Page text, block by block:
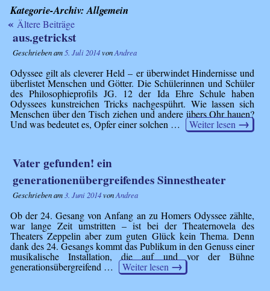
Kategorie-Archiv:Allgemein
« Ältere Beiträge
aus.getrickst
Geschrieben am 5. Juli 2014vonAndrea
Odyssee gilt als cleverer Held – er überwindet Hindernisse und
überlistet Menschen und Götter. Die Schülerinnen und Schüler
des Philosophieprofils JG. 12 der Ida Ehre Schule haben
Odyssees kunstreichen Tricks nachgespührt. Wie lassen sich
Menschen über den Tisch ziehen und andere übers Ohr hauen?
Und was bedeutet es, Opfer einer solchen …
Weiter lesen →
Vater gefunden! ein
generationenübergreifendes Sinnestheater
Geschrieben am 3. Juni 2014vonAndrea
Ob der 24. Gesang von Anfang an zu Homers Odyssee zählte,
war lange Zeit umstritten – ist bei der Theaternovela des
Theaters Zeppelin aber zum guten Glück kein Thema. Denn
dank des 24. Gesangs kommt das Publikum in den Genuss einer
musikalische Installation, die auf und vor der Bühne
generationsübergreifend …
Weiter lesen →